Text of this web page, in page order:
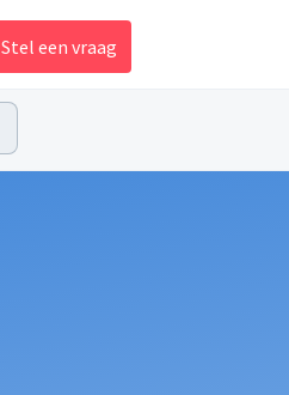
Stel een vraag